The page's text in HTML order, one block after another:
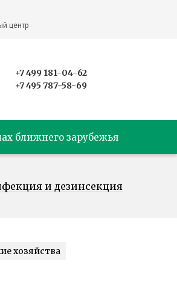
центр
+7 499 181-04-62
+7 495 787-58-69
ближнего зарубежья
и дезинсекция
хозяйства